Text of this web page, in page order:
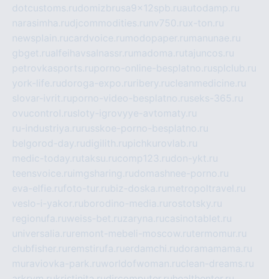
dotcustoms.rudomizbrusa9x12spb.ruautodamp.ru
narasimha.rudjcommodities.ru nv750.rux-ton.ru
newsplain.rucardvoice.ru modopaper.ru manunae.ru
gbget.rualfeihavsalnassr.ru madoma.rutajuncos.ru
petrovkasports.ruporno-online-besplatno.rusplclub.ru
york-life.rudoroga-expo.ru ribery.rucleanmedicine.ru
slovar-ivrit.ruporno-video-besplatno.ruseks-365.ru
ovucontrol.rusloty-igrovyye-avtomaty.ru
ru-industriya.ru russkoe-porno-besplatno.ru
belgorod-day.rudigilith.rupichkurovlab.ru
medic-today.rutaksu.rucomp123.rudon-ykt.ru
teensvoice.ru imgsharing.rudomashnee-porno.ru
eva-elfie.rufoto-tur.rubiz-doska.ru metropoltravel.ru
veslo-i-yakor.ruborodino-media.ru rostotsky.ru
regionufa.ruweiss-bet.ruzaryna.rucasinotablet.ru
universalia.ru remont-mebeli-moscow.rutermomur.ru
clubfisher.ru remstirufa.ruerdamchi.rudoramamama.ru
muraviovka-park.ruworldofwoman.ruclean-dreams.ru